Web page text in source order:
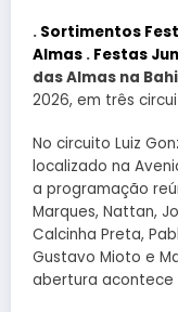
. Sortimentos
Almas . Festas
das Almas na
2026, em três
No circuito Luiz
localizado na
a programação
Marques, Nattan,
Calcinha Preta,
Gustavo Mioto e
abertura acontece